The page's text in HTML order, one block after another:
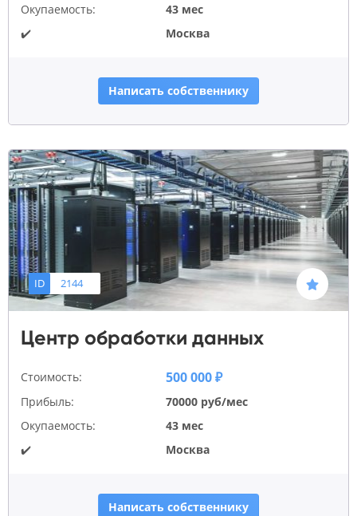
Окупаемость:
43 мес
✔️
Москва
Написать собственнику
ID 2144
Центр обработки данных
Стоимость: 500 000 ₽
Прибыль:
70000 руб/мес
Окупаемость:
43 мес
✔️
Москва
Написать собственнику